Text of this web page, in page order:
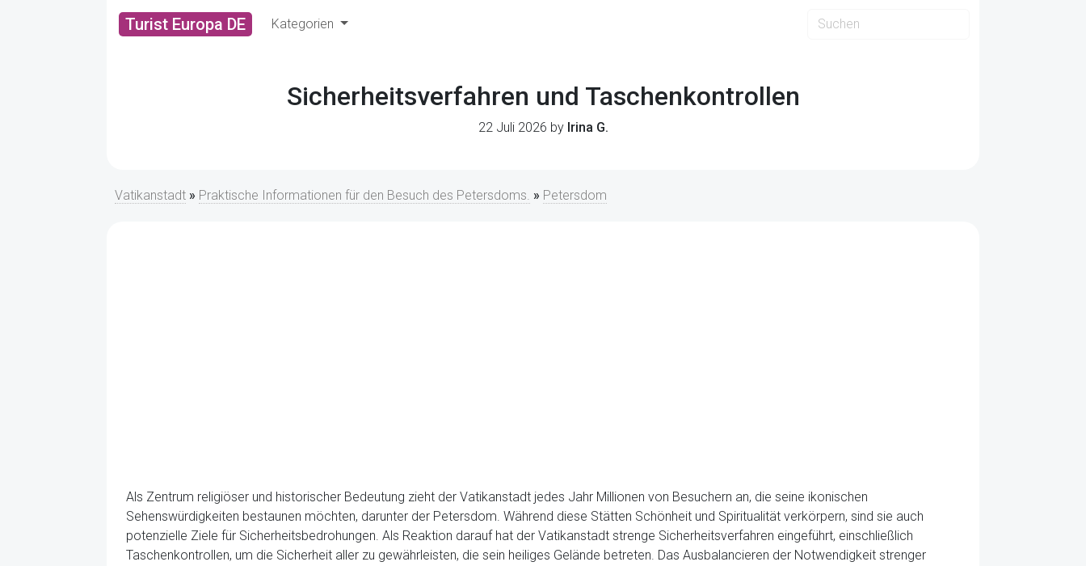
Turist Europa DE Kategorien
Sicherheitsverfahren und Taschenkontrollen
22 Juli 2026 by Irina G.
Vatikanstadt » Praktische Informationen für den Besuch des Petersdoms. » Petersdom
Als Zentrum religiöser und historischer Bedeutung zieht der Vatikanstadt jedes Jahr Millionen von Besuchern an, die seine ikonischen
Sehenswürdigkeiten bestaunen möchten, darunter der Petersdom. Während diese Stätten Schönheit und Spiritualität verkörpern, sind sie auch
potenzielle Ziele für Sicherheitsbedrohungen. Als Reaktion darauf hat der Vatikanstadt strenge Sicherheitsverfahren eingeführt, einschließlich
Taschenkontrollen, um die Sicherheit aller zu gewährleisten, die sein heiliges Gelände betreten. Das Ausbalancieren der Notwendigkeit strenger